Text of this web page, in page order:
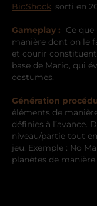
BioShock , sorti en
Gameplay :
Ce
manière dont on le
et courir
base de Mario, qui
costumes.
Génération
éléments de
définies à l’avance.
niveau/partie tout
jeu. Exemple : No
planètes de manière